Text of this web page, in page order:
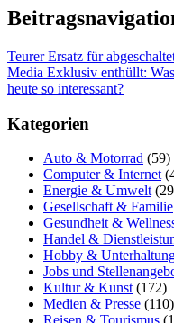
Teurer Ersatz für
Media Exklusiv enthüllt:
heute so interessant?
Kategorien
Auto & Motorrad (59)
Computer & Internet
Energie & Umwelt
Gesellschaft & Familie
Gesundheit &
Handel &
Hobby &
Jobs und
Kultur & Kunst (172)
Medien & Presse (110)